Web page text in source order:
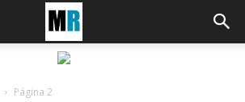
Página 2